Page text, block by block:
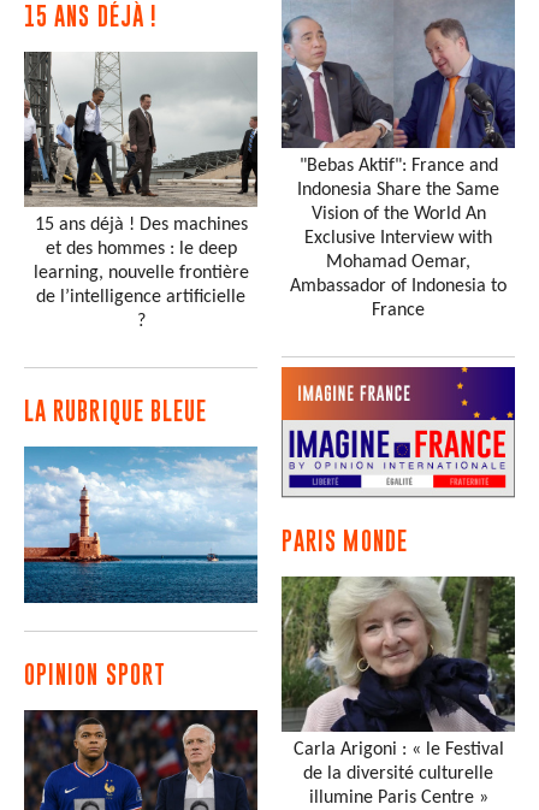
15 ANS DÉJÀ !
15 ans déjà ! Des machines
et des hommes : le deep
learning, nouvelle frontière
de l’intelligence artificielle
?
LA RUBRIQUE BLEUE
OPINION SPORT
"Bebas Aktif": France and
Indonesia Share the Same
Vision of the World An
Exclusive Interview with
Mohamad Oemar,
Ambassador of Indonesia to
France
PARIS MONDE
Carla Arigoni : « le Festival
de la diversité culturelle
illumine Paris Centre »